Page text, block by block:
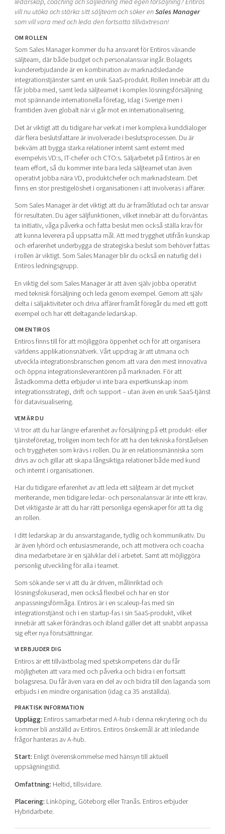
Shaping cities and regions
Bright East
East Sweden Tech Women
Reversed mentorship
Upscaling
Talent & skills
Startup & industry collaboration
Offers to boost your business
Funding opportunities
Our community of companies
Projects
Publications
Project toolbox
Our clusters
Reach out to us
Locations
Today's lunch in Mjärdevi
vill nu utöka och stärka sitt säljteam och söker enSales Manager
som vill vara med och leda den fortsatta tillväxtresan!
OM ROLLEN
Som Sales Manager kommer du ha ansvaret för Entiros växande
säljteam, där både budget och personalansvar ingår. Bolagets
kundererbjudande är en kombination av marknadsledande
integrationstjänster samt en unik SaaS-produkt. Rollen innebär att du
får jobba med, samt leda säljteamet i komplex lösningsförsäljning
mot spännande internationella företag, idag i Sverige men i
framtiden även globalt när vi går mot en internationalisering.
Det är viktigt att du tidigare har verkat i mer komplexa kunddialoger
där flera beslutsfattare är involverade i beslutsprocessen. Du är
bekväm att bygga starka relationer internt samt externt med
exempelvis VD:s, IT-chefer och CTO:s. Säljarbetet på Entiros är en
team effort, så du kommer inte bara leda säljteamet utan även
operativt jobba nära VD, produktchefer och marknadsteam. Det
finns en stor prestigelöshet i organisationen i att involveras i affärer.
Som Sales Manager är det viktigt att du är framåtlutad och tar ansvar
för resultaten. Du äger säljfunktionen, vilket innebär att du förväntas
ta initiativ, våga påverka och fatta beslut men också ställa krav för
att kunna leverera på uppsatta mål. Att med trygghet utifrån kunskap
och erfarenhet underbygga de strategiska beslut som behöver fattas
i rollen är viktigt. Som Sales Manager blir du också en naturlig del i
Entiros ledningsgrupp.
En viktig del som Sales Manager är att även själv jobba operativt
med teknisk försäljning och leda genom exempel. Genom att själv
delta i säljaktiviteter och driva affärer framåt föregår du med ett gott
exempel och har ett deltagande ledarskap.
OM ENTIROS
Entiros finns till för att möjliggöra öppenhet och för att organisera
världens applikationsnätverk. Vårt uppdrag är att utmana och
utveckla integrationsbranschen genom att vara den mest innovativa
och öppna integrationsleverantören på marknaden. För att
åstadkomma detta erbjuder vi inte bara expertkunskap inom
integrationsstrategi, drift och support – utan även en unik SaaS-tjänst
för datavisualisering.
VEM ÄR DU
Vi tror att du har längre erfarenhet av försäljning på ett produkt- eller
tjänsteföretag, troligen inom tech för att ha den tekniska förståelsen
och tryggheten som krävs i rollen. Du är en relationsmänniska som
drivs av och gillar att skapa långsiktiga relationer både med kund
och internt i organisationen.
Har du tidigare erfarenhet av att leda ett säljteam är det mycket
meriterande, men tidigare ledar- och personalansvar är inte ett krav.
Det viktigaste är att du har rätt personliga egenskaper för att ta dig
an rollen.
I ditt ledarskap är du ansvarstagande, tydlig och kommunikativ. Du
är även lyhörd och entusiasmerande, och att motivera och coacha
dina medarbetare är en självklar del i arbetet. Samt att möjliggöra
personlig utveckling för alla i teamet.
Som sökande ser vi att du är driven, målinriktad och
lösningsfokuserad, men också flexibel och har en stor
anpassningsförmåga. Entiros är i en scaleup-fas med sin
integrationstjänst och i en startup-fas i sin SaaS-produkt, vilket
innebär att saker förändras och ibland gäller det att snabbt anpassa
sig efter nya förutsättningar.
VI ERBJUDER DIG
Entiros är ett tillväxtbolag med spetskompetens där du får
möjligheten att vara med och påverka och bidra i en fortsatt
bolagsresa. Du får även vara en del av och bidra till den laganda som
erbjuds i en mindre organisation (idag ca 35 anställda).
PRAKTISK INFORMATION
Upplägg: Entiros samarbetar med A-hub i denna rekrytering och du
kommer bli anställd av Entiros. Entiros önskemål är att inledande
frågor hanteras av A-hub.
Start: Enligt överenskommelse med hänsyn till aktuell
uppsägningstid.
Omfattning: Heltid, tillsvidare.
Placering: Linköping, Göteborg eller Tranås. Entiros erbjuder
Hybridarbete.